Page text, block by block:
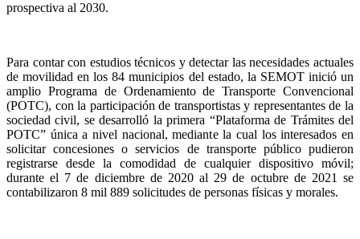
prospectiva al 2030.
Para contar con estudios técnicos y detectar las necesidades actuales
de movilidad en los 84 municipios del estado, la SEMOT inició un
amplio Programa de Ordenamiento de Transporte Convencional
(POTC), con la participación de transportistas y representantes de la
sociedad civil, se desarrolló la primera “Plataforma de Trámites del
POTC” única a nivel nacional, mediante la cual los interesados en
solicitar concesiones o servicios de transporte público pudieron
registrarse desde la comodidad de cualquier dispositivo móvil;
durante el 7 de diciembre de 2020 al 29 de octubre de 2021 se
contabilizaron 8 mil 889 solicitudes de personas físicas y morales.